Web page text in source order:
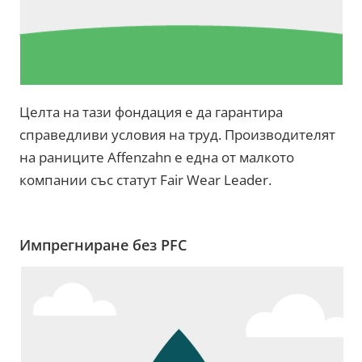
Целта на тази фондация е да гарантира
справедливи условия на труд. Производителят
на раниците Affenzahn е една от малкото
компании със статут Fair Wear Leader.
Импрегниране без PFC